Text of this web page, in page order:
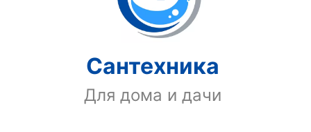
Сантехника
Для дома и дачи